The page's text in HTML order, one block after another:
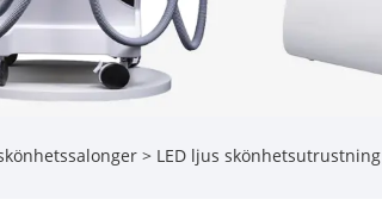
> LED ljus skönhetsutrustning